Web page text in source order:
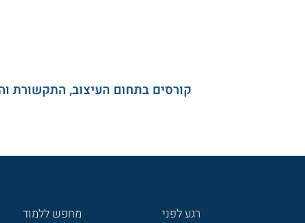
קורסים בתחום העיצוב, התקשורת
רגע לפני מחפש ללמוד